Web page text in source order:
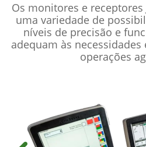
Os monitores e
uma variedade de
níveis de precisão e
adequam às necessidades
operações